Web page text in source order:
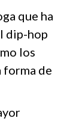
que ha
dip-hop
los
forma de